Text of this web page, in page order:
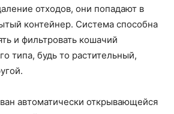
отходов, они попадают в
контейнер. Система способна
и фильтровать кошачий
типа, будь то растительный,
автоматически открывающейся